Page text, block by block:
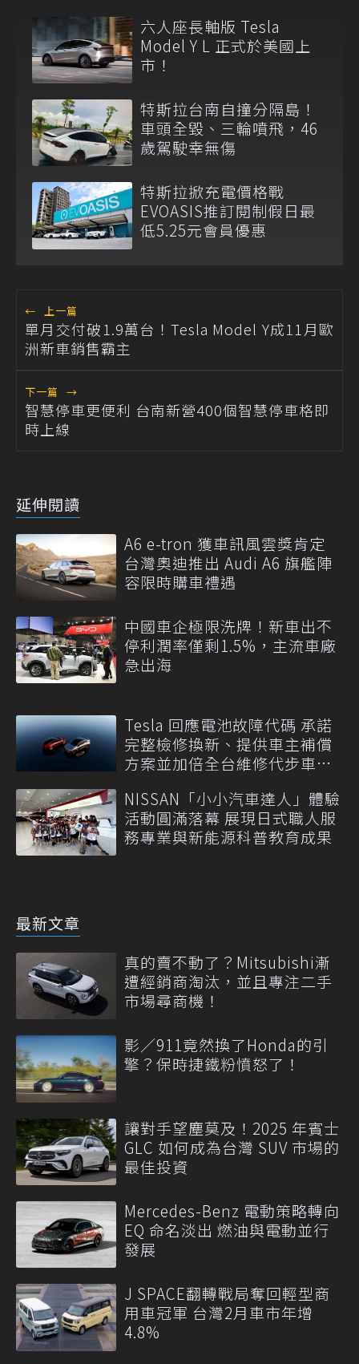
六人座長軸版 Tesla
Model Y L 正式於美國上
市！
特斯拉台南自撞分隔島！
車頭全毀、三輪噴飛，46
歲駕駛幸無傷
特斯拉掀充電價格戰
EVOASIS推訂閱制假日最
低5.25元會員優惠
← 上一篇
單月交付破1.9萬台！Tesla Model Y成11月歐
洲新車銷售霸主
下一篇 →
智慧停車更便利 台南新營400個智慧停車格即
時上線
延伸閱讀
A6 e-tron 獲車訊風雲獎肯定
台灣奧迪推出 Audi A6 旗艦陣
容限時購車禮遇
中國車企極限洗牌！新車出不
停利潤率僅剩1.5%，主流車廠
急出海
Tesla 回應電池故障代碼 承諾
完整檢修換新、提供車主補償
方案並加倍全台維修代步車數
NISSAN「小小汽車達人」體驗
活動圓滿落幕 展現日式職人服
務專業與新能源科普教育成果
最新文章
真的賣不動了？Mitsubishi漸
遭經銷商淘汰，並且專注二手
市場尋商機！
影／911竟然換了Honda的引
擎？保時捷鐵粉憤怒了！
讓對手望塵莫及！2025 年賓士
GLC 如何成為台灣 SUV 市場的
最佳投資
Mercedes-Benz 電動策略轉向
EQ 命名淡出 燃油與電動並行
發展
J SPACE翻轉戰局奪回輕型商
用車冠軍 台灣2月車市年增
4.8%